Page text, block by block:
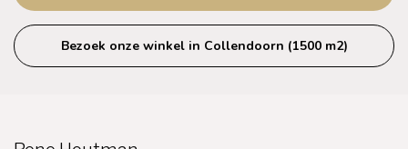
Bezoek onze winkel in Collendoorn (1500 m2)